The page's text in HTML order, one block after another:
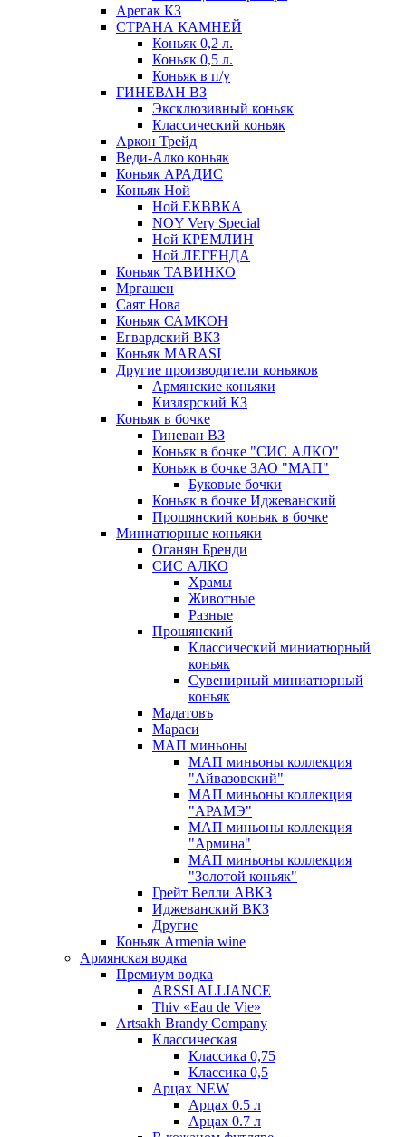
Арегак КЗ
СТРАНА КАМНЕЙ
Коньяк 0,2 л.
Коньяк 0,5 л.
Коньяк в п/у
ГИНЕВАН ВЗ
Эксклюзивный коньяк
Классический коньяк
Аркон Трейд
Веди-Алко коньяк
Коньяк АРАДИС
Коньяк Ной
Ной ЕКВВКА
NOY Very Special
Ной КРЕМЛИН
Ной ЛЕГЕНДА
Коньяк ТАВИНКО
Мргашен
Саят Нова
Коньяк САМКОН
Егвардский ВКЗ
Коньяк MARASI
Другие производители коньяков
Армянские коньяки
Кизлярский КЗ
Коньяк в бочке
Гиневан ВЗ
Коньяк в бочке "СИС АЛКО"
Коньяк в бочке ЗАО "МАП"
Буковые бочки
Коньяк в бочке Иджеванский
Прошянский коньяк в бочке
Миниатюрные коньяки
Оганян Бренди
СИС АЛКО
Храмы
Животные
Разные
Прошянский
Классический миниатюрный
коньяк
Сувенирный миниатюрный
коньяк
Мадатовъ
Мараси
МАП миньоны
МАП миньоны коллекция
"Айвазовский"
МАП миньоны коллекция
"АРАМЭ"
МАП миньоны коллекция
"Армина"
МАП миньоны коллекция
"Золотой коньяк"
Грейт Велли АВКЗ
Иджеванский ВКЗ
Другие
Коньяк Armenia wine
Армянская водка
Премиум водка
ARSSI ALLIANCE
Thiv «Eau de Vie»
Artsakh Brandy Company
Классическая
Классика 0,75
Классика 0,5
Арцах NEW
Арцах 0.5 л
Арцах 0.7 л